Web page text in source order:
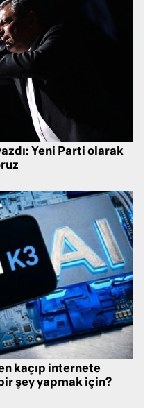
Yeni Parti olarak
kaçıp internete
şey yapmak için?